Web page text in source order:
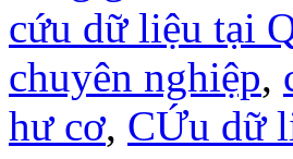
cứu dữ liệu tại
chuyên nghiệp,
hư cơ, CỨu dữ